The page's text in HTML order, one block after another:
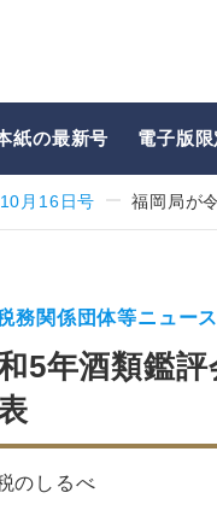
紙の最新号 電子版限
月16日号 福岡局が
務関係団体等ニュース
5年酒類鑑
のしるべ